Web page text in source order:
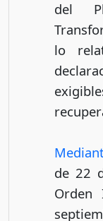
del
lo
de 22
Orden